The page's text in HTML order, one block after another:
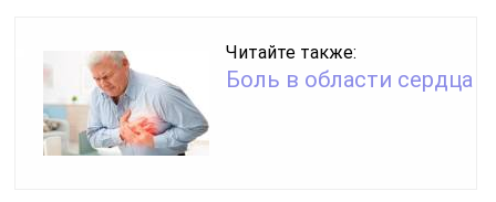
Читайте также:
Боль в области сердца